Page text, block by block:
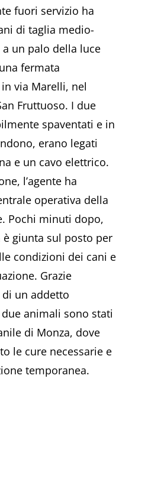
fuori servizio ha
di taglia medio-
un palo della luce
fermata
via Marelli, nel
Fruttuoso. I due
spaventati e in
erano legati
e un cavo elettrico.
l’agente ha
operativa della
Pochi minuti dopo,
giunta sul posto per
condizioni dei cani e
Grazie
di un addetto
animali sono stati
di Monza, dove
le cure necessarie e
temporanea.